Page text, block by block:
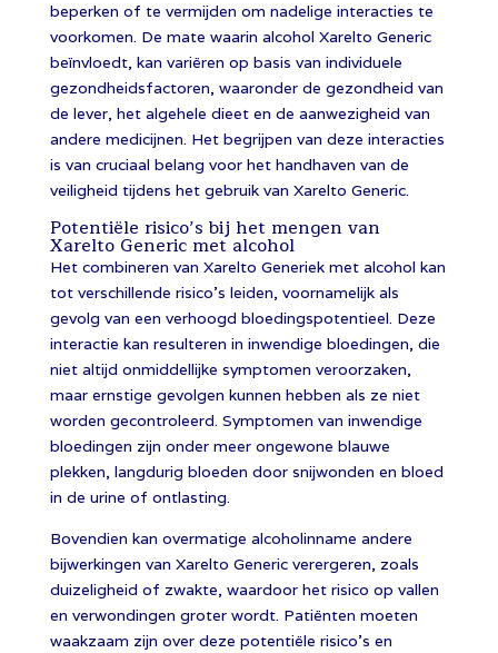
beperken of te vermijden om nadelige interacties te
voorkomen. De mate waarin alcohol Xarelto Generic
beïnvloedt, kan variëren op basis van individuele
gezondheidsfactoren, waaronder de gezondheid van
de lever, het algehele dieet en de aanwezigheid van
andere medicijnen. Het begrijpen van deze interacties
is van cruciaal belang voor het handhaven van de
veiligheid tijdens het gebruik van Xarelto Generic.
Potentiële risico’s bij het mengen van
Xarelto Generic met alcohol
Het combineren van Xarelto Generiek met alcohol kan
tot verschillende risico’s leiden, voornamelijk als
gevolg van een verhoogd bloedingspotentieel. Deze
interactie kan resulteren in inwendige bloedingen, die
niet altijd onmiddellijke symptomen veroorzaken,
maar ernstige gevolgen kunnen hebben als ze niet
worden gecontroleerd. Symptomen van inwendige
bloedingen zijn onder meer ongewone blauwe
plekken, langdurig bloeden door snijwonden en bloed
in de urine of ontlasting.
Bovendien kan overmatige alcoholinname andere
bijwerkingen van Xarelto Generic verergeren, zoals
duizeligheid of zwakte, waardoor het risico op vallen
en verwondingen groter wordt. Patiënten moeten
waakzaam zijn over deze potentiële risico’s en